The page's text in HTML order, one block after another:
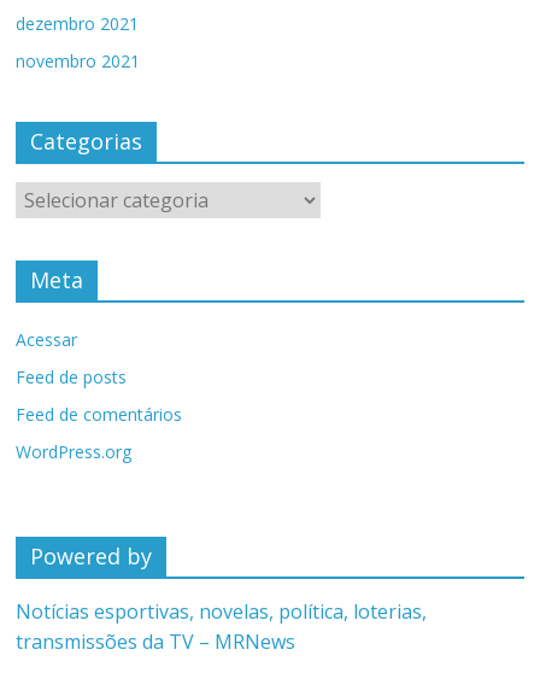
dezembro 2021
novembro 2021
Categorias
Categorias
Meta
Acessar
Feed de posts
Feed de comentários
WordPress.org
Powered by
Notícias esportivas, novelas, política, loterias,
transmissões da TV – MRNews